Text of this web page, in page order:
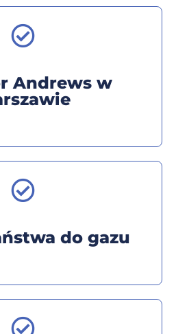
Andrews w
do gazu